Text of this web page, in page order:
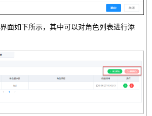
面如下所示，其中可以对角色列表进行添